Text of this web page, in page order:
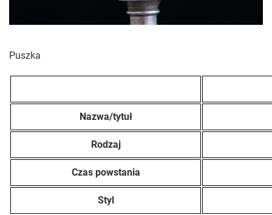
Puszka
Nazwa/tytuł
Rodzaj
Czas powstania
Styl